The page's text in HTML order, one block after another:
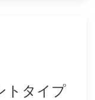
トタイプ